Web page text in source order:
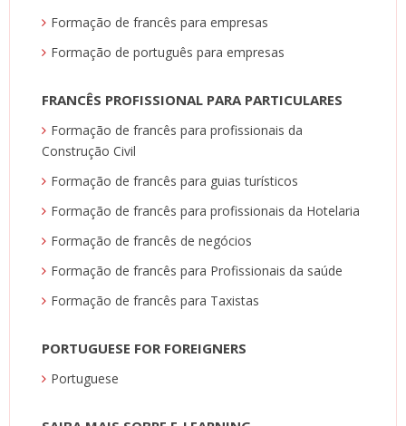
Formação de francês para empresas
Formação de português para empresas
FRANCÊS PROFISSIONAL PARA PARTICULARES
Formação de francês para profissionais da
Construção Civil
Formação de francês para guias turísticos
Formação de francês para profissionais da Hotelaria
Formação de francês de negócios
Formação de francês para Profissionais da saúde
Formação de francês para Taxistas
PORTUGUESE FOR FOREIGNERS
Portuguese